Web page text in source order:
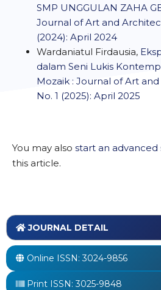
SMP UNGGULAN ZAHA
Journal of Art and
(2024): April 2024
Wardaniatul Firdausia,
dalam Seni Lukis
Mozaik : Journal of Art
No. 1 (2025): April 2025
You may also start an advanced
this article.
JOURNAL DETAIL
Online ISSN:3024-9856
Print ISSN:3025-9848